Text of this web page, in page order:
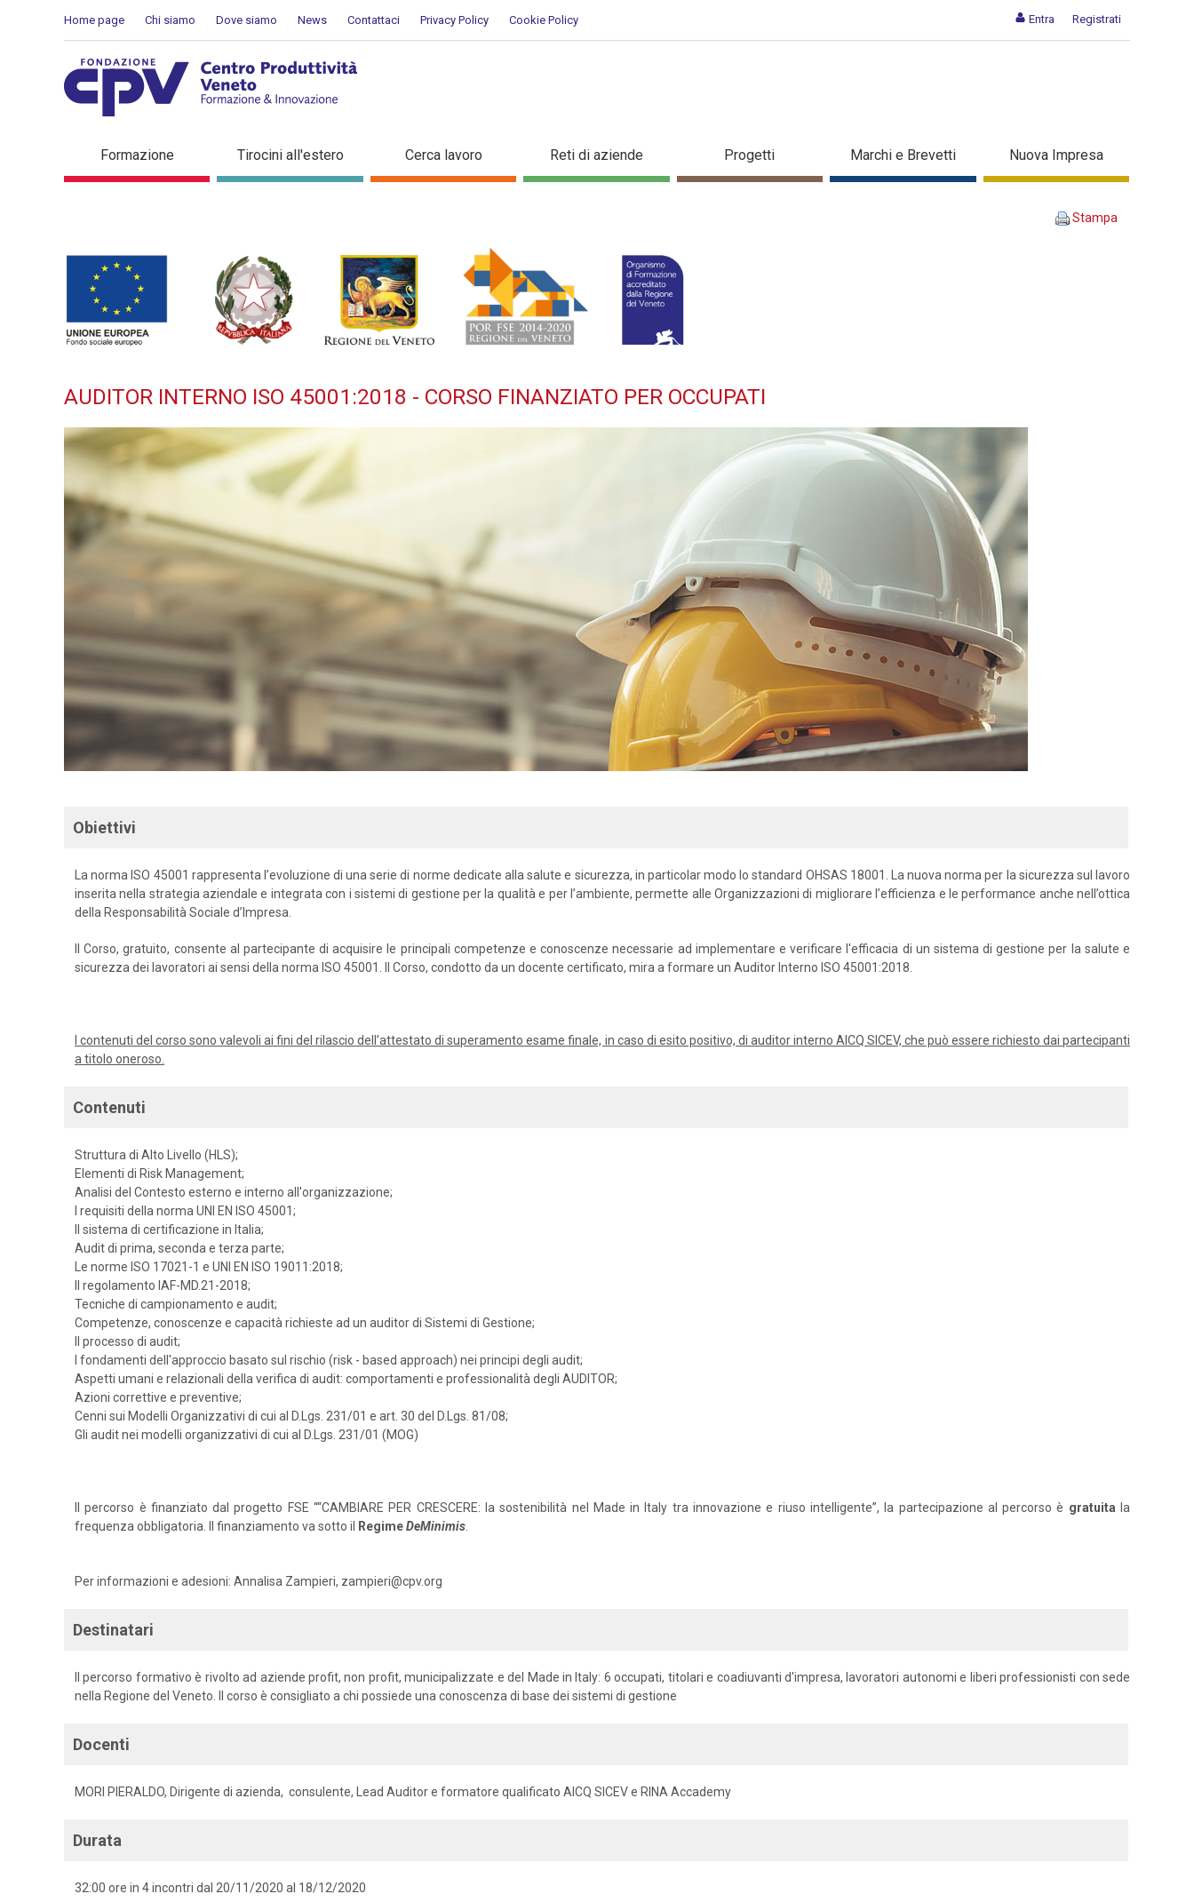
Entra Registrati
Home page Chi siamo Dove siamo News Contattaci Privacy Policy Cookie Policy
AUDITOR INTERNO ISO 45001:2018 - Corso finanziato per occupati - Dettaglio corso di
Formazione Tirocini all'estero Cerca lavoro Reti di aziende Progetti Marchi e Brevetti Nuova Impresa
Stampa
AUDITOR INTERNO ISO 45001:2018 - CORSO FINANZIATO PER OCCUPATI
Obiettivi
La norma ISO 45001 rappresenta l’evoluzione di una serie di norme dedicate alla salute e sicurezza, in particolar modo lo standard OHSAS 18001. La nuova norma per la sicurezza sul lavoro
inserita nella strategia aziendale e integrata con i sistemi di gestione per la qualità e per l’ambiente, permette alle Organizzazioni di migliorare l’efficienza e le performance anche nell’ottica
della Responsabilità Sociale d’Impresa.
Il Corso, gratuito, consente al partecipante di acquisire le principali competenze e conoscenze necessarie ad implementare e verificare l'efficacia di un sistema di gestione per la salute e
sicurezza dei lavoratori ai sensi della norma ISO 45001. Il Corso, condotto da un docente certificato, mira a formare un Auditor Interno ISO 45001:2018.
I contenuti del corso sono valevoli ai fini del rilascio dell’attestato di superamento esame finale, in caso di esito positivo, di auditor interno AICQ SICEV, che può essere richiesto dai partecipanti
a titolo oneroso.
Contenuti
Struttura di Alto Livello (HLS);
Elementi di Risk Management;
Analisi del Contesto esterno e interno all'organizzazione;
I requisiti della norma UNI EN ISO 45001;
Il sistema di certificazione in Italia;
Audit di prima, seconda e terza parte;
Le norme ISO 17021-1 e UNI EN ISO 19011:2018;
Il regolamento IAF-MD.21-2018;
Tecniche di campionamento e audit;
Competenze, conoscenze e capacità richieste ad un auditor di Sistemi di Gestione;
Il processo di audit;
I fondamenti dell'approccio basato sul rischio (risk - based approach) nei principi degli audit;
Aspetti umani e relazionali della verifica di audit: comportamenti e professionalità degli AUDITOR;
Azioni correttive e preventive;
Cenni sui Modelli Organizzativi di cui al D.Lgs. 231/01 e art. 30 del D.Lgs. 81/08;
Gli audit nei modelli organizzativi di cui al D.Lgs. 231/01 (MOG)
Il percorso è finanziato dal progetto FSE ““CAMBIARE PER CRESCERE: la sostenibilità nel Made in Italy tra innovazione e riuso intelligente”, la partecipazione al percorso è gratuita la
frequenza obbligatoria. Il finanziamento va sotto il
RegimeDeMinimis
Per informazioni e adesioni: Annalisa Zampieri, zampieri@cpv.org
Destinatari
Il percorso formativo è rivolto ad aziende profit, non profit, municipalizzate e del Made in Italy: 6 occupati, titolari e coadiuvanti d'impresa, lavoratori autonomi e liberi professionisti con sede
nella Regione del Veneto. Il corso è consigliato a chi possiede una conoscenza di base dei sistemi di gestione
Docenti
MORI PIERALDO, Dirigente di azienda, consulente, Lead Auditor e formatore qualificato AICQ SICEV e RINA Accademy
Durata
32:00 ore in 4 incontri dal 20/11/2020 al 18/12/2020